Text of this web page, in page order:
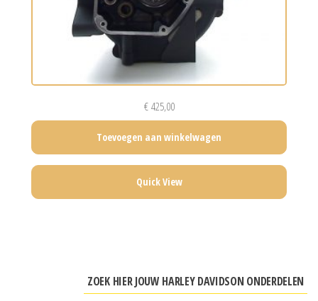
€425,00
Toevoegen aan winkelwagen
Quick View
ZOEK HIER JOUW HARLEY DAVIDSON ONDERDELEN